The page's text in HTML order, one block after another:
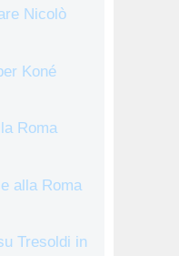
Nicolò
Koné
Roma
alla Roma
Tresoldi in